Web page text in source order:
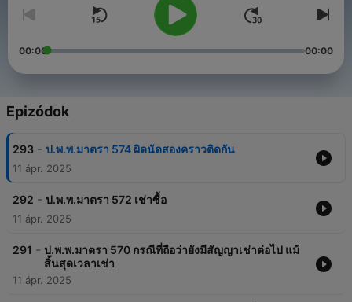
00:00 00:00
Epizódok
293 - ป.พ.พ.มาตรา 574 ผิดนัดสองคราวติดกัน
11 ápr. 2025
292 - ป.พ.พ.มาตรา 572 เช่าซื้อ
11 ápr. 2025
291 - ป.พ.พ.มาตรา 570 กรณีที่ถือว่ายังมีสัญญาเช่าต่อไป แม้
สิ้นสุดเวลาเช่า
11 ápr. 2025